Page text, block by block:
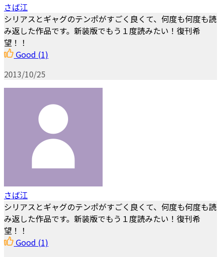
さば江
シリアスとギャグのテンポがすごく良くて、何度も何度も読
み返した作品です。新装版でもう１度読みたい！復刊希
望！！
Good (1)
2013/10/25
さば江
シリアスとギャグのテンポがすごく良くて、何度も何度も読
み返した作品です。新装版でもう１度読みたい！復刊希
望！！
Good (1)